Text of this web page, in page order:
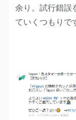
余り。試行錯誤
ていくつもりで